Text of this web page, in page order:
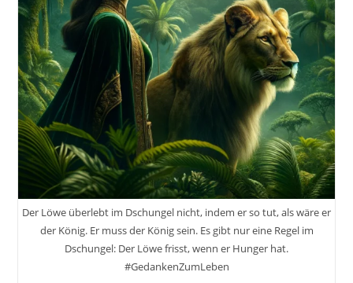
Der Löwe überlebt im Dschungel nicht, indem er so tut, als wäre er
der König. Er muss der König sein. Es gibt nur eine Regel im
Dschungel: Der Löwe frisst, wenn er Hunger hat.
#GedankenZumLeben